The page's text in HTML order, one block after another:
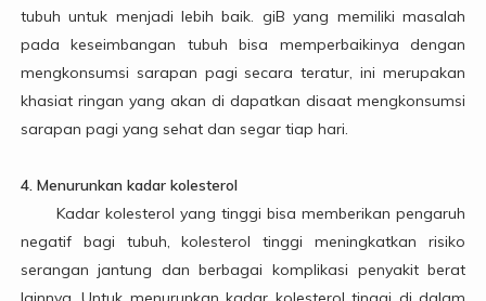
tubuh untuk menjadi lebih baik. giB yang memiliki masalah
pada keseimbangan tubuh bisa memperbaikinya dengan
mengkonsumsi sarapan pagi secara teratur, ini merupakan
khasiat ringan yang akan di dapatkan disaat mengkonsumsi
sarapan pagi yang sehat dan segar tiap hari.
4. Menurunkan kadar kolesterol
Kadar kolesterol yang tinggi bisa memberikan pengaruh
negatif bagi tubuh, kolesterol tinggi meningkatkan risiko
serangan jantung dan berbagai komplikasi penyakit berat